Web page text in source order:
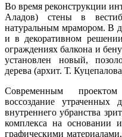
Во время реконструкции
Аладов) стены в
натуральным мрамором. В
и в декоративном
ограждениях балкона и
установлен новый,
дерева (архит. Т.
Современным проектом
воссоздание утраченных
внутреннего убранства
комплекса на основании
графическими